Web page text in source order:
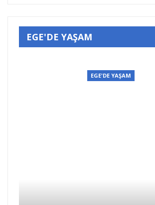
EGE'DE YAŞAM
EGE'DE YAŞAM